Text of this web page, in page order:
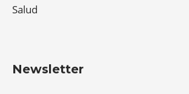
Salud
Newsletter